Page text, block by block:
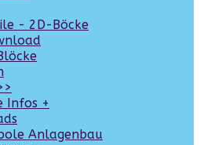
- 2D-Böcke
Infos +
Anlagenbau